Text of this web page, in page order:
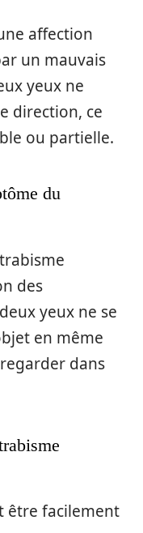
affection
un mauvais
yeux ne
direction, ce
ou partielle.
du
des
yeux ne se
en même
dans
être facilement